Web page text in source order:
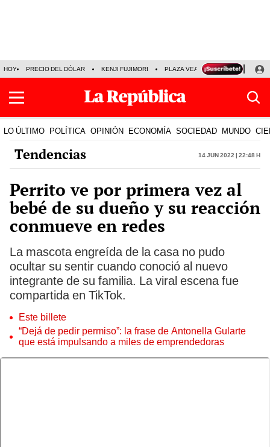
HOY PRECIO DEL DÓLAR KENJI FUJIMORI PLAZA VEA FERIADOS
LO ÚLTIMO POLÍTICA OPINIÓN ECONOMÍA SOCIEDAD MUNDO
Tendencias 14 Jun 2022 | 22:48 h
Perrito ve por primera vez al
bebé de su dueño y su reacción
conmueve en redes
La mascota engreída de la casa no pudo
ocultar su sentir cuando conoció al nuevo
integrante de su familia. La viral escena fue
compartida en TikTok.
Este billete
“Dejá de pedir permiso”: la frase de Antonella Gularte
que está impulsando a miles de emprendedoras